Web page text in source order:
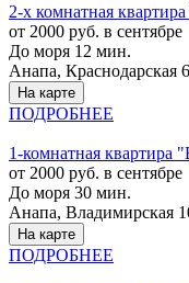
2-х комнатная
от 2000 руб. в сентябре
До моря 12 мин.
Анапа, Краснодарская
На карте
ПОДРОБНЕЕ
1-комнатная квартира
от 2000 руб. в сентябре
До моря 30 мин.
Анапа, Владимирская
На карте
ПОДРОБНЕЕ